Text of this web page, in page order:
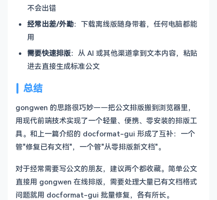
不会出错
经常出差/外勤：下载离线版随身带着，任何电脑都能
用
需要快速排版：从 AI 或其他渠道拿到文本内容，粘贴
进去直接生成标准公文
总结
gongwen 的思路很巧妙——把公文排版搬到浏览器里，
用现代前端技术实现了一个轻量、便携、零安装的排版工
具。和上一篇介绍的 docformat-gui 形成了互补：一个
管"修复已有文档"，一个管"从零排版新文档"。
对于经常需要写公文的朋友，建议两个都收藏。简单公文
直接用 gongwen 在线排版，需要处理大量已有文档格式
问题就用 docformat-gui 批量修复，各有所长。